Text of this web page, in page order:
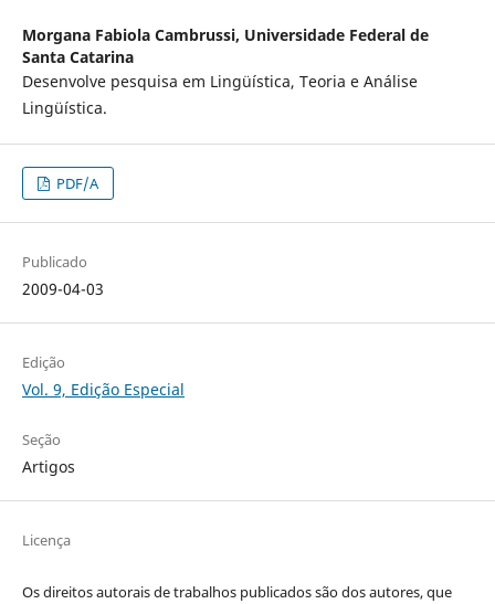
Morgana Fabiola Cambrussi, Universidade Federal de
Santa Catarina
Desenvolve pesquisa em Lingüística, Teoria e Análise
Lingüística.
PDF/A
Publicado
2009-04-03
Edição
Vol. 9, Edição Especial
Seção
Artigos
Licença
Os direitos autorais de trabalhos publicados são dos autores, que